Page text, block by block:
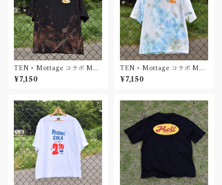
TEN × Mottage コラボ Mot
t Oval Tシャツ Black Unise
x
¥7,150
TEN × Mottage コラボ Mot
t Oval Tシャツ Sea White U
nisex
¥7,150